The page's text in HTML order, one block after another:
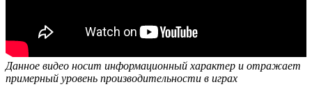
Данное видео носит информационный характер и отражает
примерный уровень производительности в играх